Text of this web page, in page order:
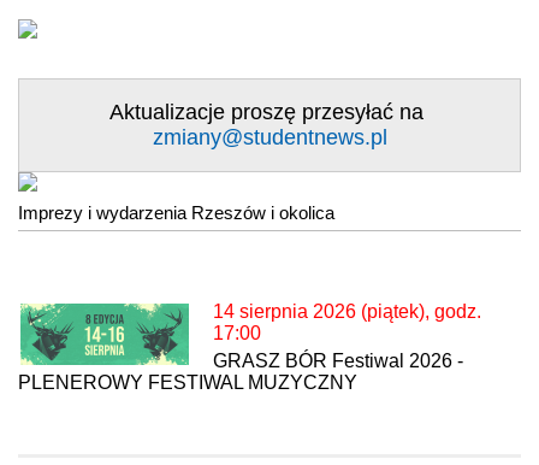
Aktualizacje proszę przesyłać na
zmiany@studentnews.pl
Imprezy i wydarzenia Rzeszów i okolica
14 sierpnia 2026 (piątek), godz.
17:00
GRASZ BÓR Festiwal 2026 -
PLENEROWY FESTIWAL MUZYCZNY